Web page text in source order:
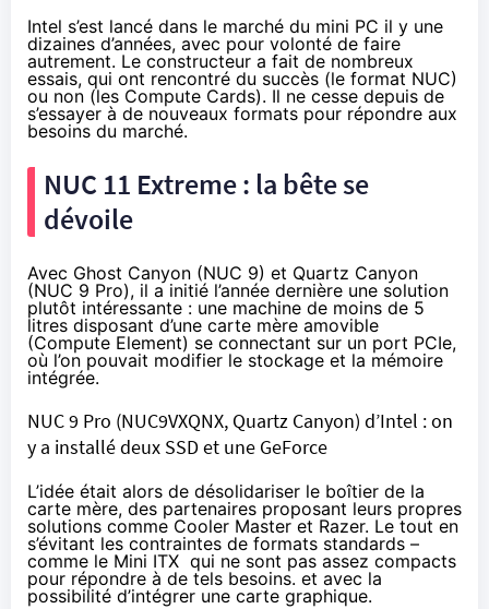
Intel s’est lancé dans le marché du mini PC il y une
dizaines d’années, avec pour volonté de faire
autrement. Le constructeur a fait de nombreux
essais, qui ont rencontré du succès (le format NUC)
ou non (les Compute Cards). Il ne cesse depuis de
s’essayer à de nouveaux formats pour répondre aux
besoins du marché.
NUC 11 Extreme : la bête se
dévoile
Avec Ghost Canyon (NUC 9) et Quartz Canyon
(NUC 9 Pro), il a initié l’année dernière une solution
plutôt intéressante : une machine de moins de 5
litres disposant d’une carte mère amovible
(Compute Element) se connectant sur un port PCIe,
où l’on pouvait modifier le stockage et la mémoire
intégrée.
NUC 9 Pro (NUC9VXQNX, Quartz Canyon) d’Intel : on
y a installé deux SSD et une GeForce
L’idée était alors de désolidariser le boîtier de la
carte mère, des partenaires proposant leurs propres
solutions comme Cooler Masteret Razer. Le tout en
s’évitant les contraintes de formats standards –
comme le Mini ITX qui ne sont pas assez compacts
pour répondre à de tels besoins. et avec la
possibilité d’intégrer une carte graphique.